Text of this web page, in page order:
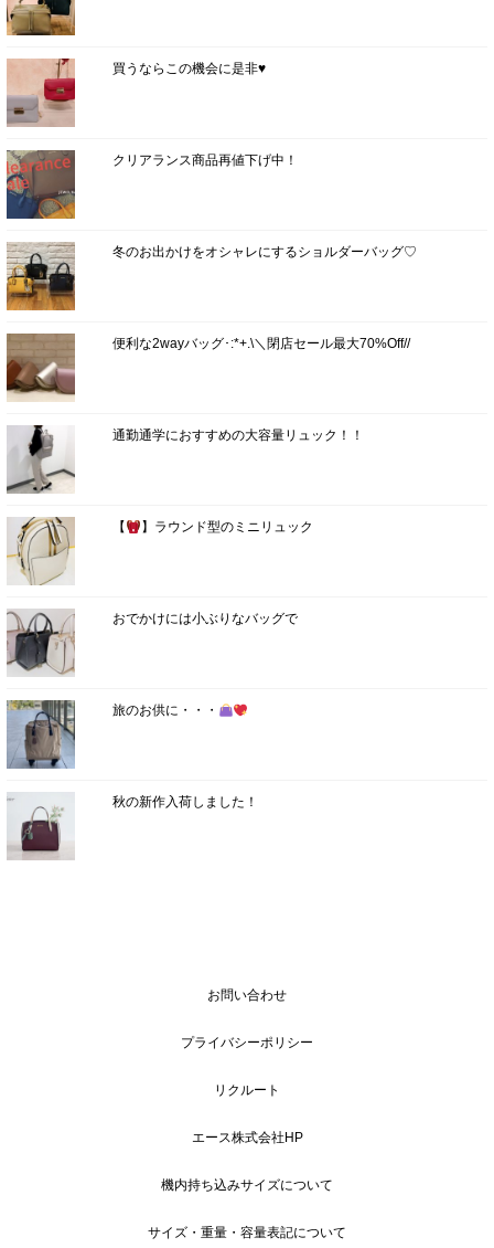
買うならこの機会に是非♥
クリアランス商品再値下げ中！
冬のお出かけをオシャレにするショルダーバッグ♡
便利な2wayバッグ･:*+.\＼閉店セール最大70%Off//
通勤通学におすすめの大容量リュック！！
【 】ラウンド型のミニリュック
おでかけには小ぶりなバッグで
旅のお供に・・・
秋の新作入荷しました！
お問い合わせ
プライバシーポリシー
リクルート
エース株式会社HP
機内持ち込みサイズについて
サイズ・重量・容量表記について